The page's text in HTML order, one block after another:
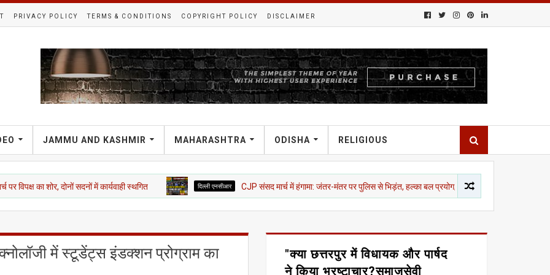
PRIVACY POLICY TERMS & CONDITIONS COPYRIGHT POLICY DISCLAIMER
JAMMU AND KASHMIR MAHARASHTRA ODISHA RELIGIOUS
दोनों सदनों में कार्यवाही स्थगित दिल्ली एनसीआर CJP संसद मार्च में हंगामा: जंतर-मंतर पर पुलिस से भिड़ंत, हल्का बल प्रयोग; 5 मेट्रो स्टेशन बंद, सुरक्षा अलर्ट पर दिल्ली
में स्टूडेंट्स इंडक्शन प्रोग्राम का
"क्या छत्तरपुर में विधायक और पार्षद
ने किया भ्रष्टाचार?समाजसेवी